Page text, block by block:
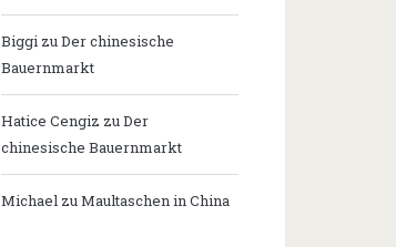
Biggi zuDer chinesische
Bauernmarkt
Hatice Cengiz zuDer
chinesische Bauernmarkt
Michael zuMaultaschen in China